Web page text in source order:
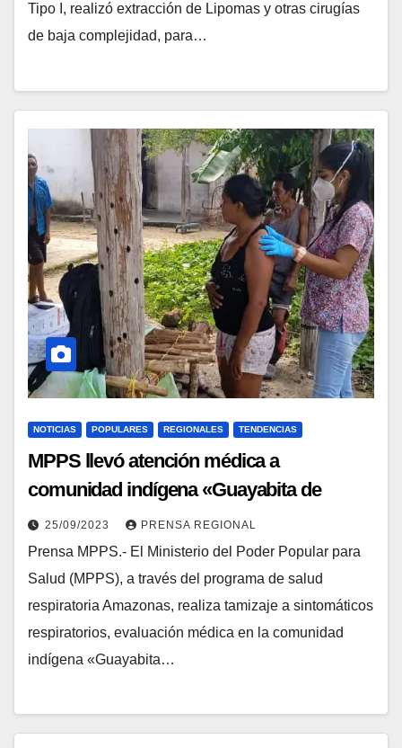
Tipo I, realizó extracción de Lipomas y otras cirugías
de baja complejidad, para…
NOTICIAS POPULARES REGIONALES TENDENCIAS
MPPS llevó atención médica a
comunidad indígena «Guayabita de
Pintao» del estado Amazonas
25/09/2023 PRENSA REGIONAL
Prensa MPPS.- El Ministerio del Poder Popular para
Salud (MPPS), a través del programa de salud
respiratoria Amazonas, realiza tamizaje a sintomáticos
respiratorios, evaluación médica en la comunidad
indígena «Guayabita…